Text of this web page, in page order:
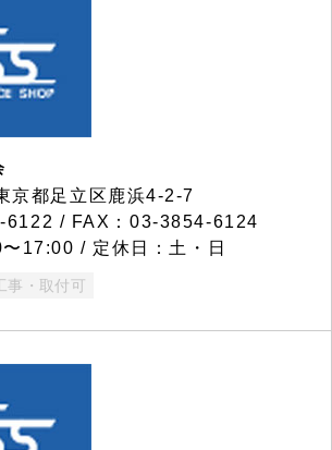
都足立区鹿浜4-2-7
6122 / FAX：03-3854-6124
17:00 / 定休日：土・日
事・取付可